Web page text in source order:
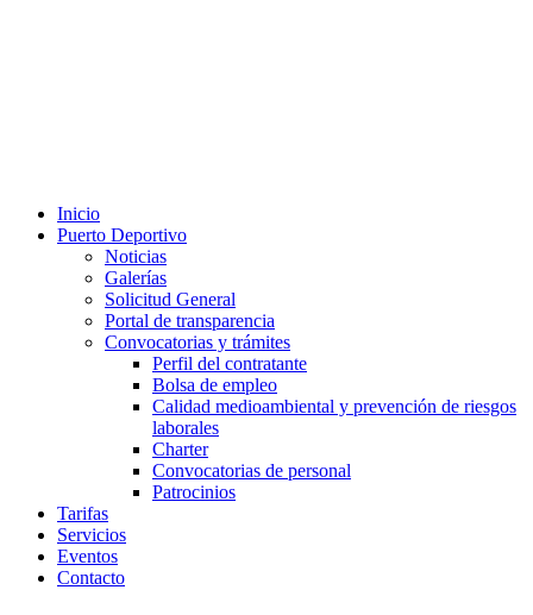
Inicio
Puerto Deportivo
Noticias
Galerías
Solicitud General
Portal de transparencia
Convocatorias y trámites
Perfil del contratante
Bolsa de empleo
Calidad medioambiental y prevención de riesgos
laborales
Charter
Convocatorias de personal
Patrocinios
Tarifas
Servicios
Eventos
Contacto